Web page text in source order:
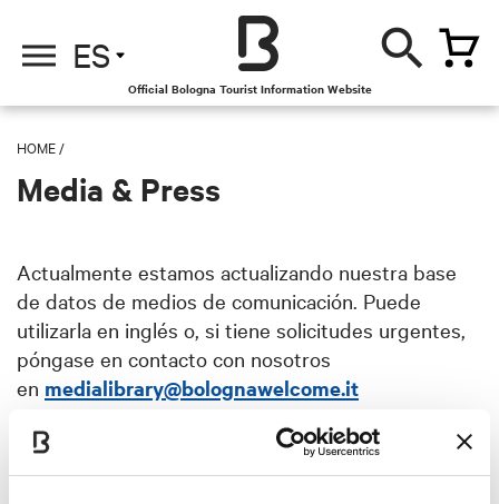
ES
Official Bologna Tourist Information Website
HOME /
Media & Press
Actualmente estamos actualizando nuestra base
de datos de medios de comunicación. Puede
utilizarla en inglés o, si tiene solicitudes urgentes,
póngase en contacto con nosotros
en medialibrary@bolognawelcome.it